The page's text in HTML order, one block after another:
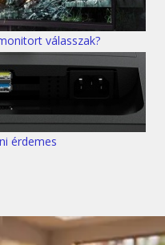
válasszak?
érdemes